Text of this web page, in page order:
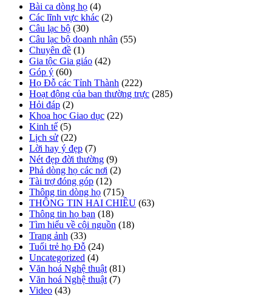
Bài ca dòng họ (4)
Các lĩnh vực khác (2)
Câu lạc bộ (30)
Câu lạc bộ doanh nhân (55)
Chuyên đề (1)
Gia tộc Gia giáo (42)
Góp ý (60)
Họ Đỗ các Tỉnh Thành (222)
Hoạt động của ban thường trực (285)
Hỏi đáp (2)
Khoa học Giao dục (22)
Kinh tế (5)
Lịch sử (22)
Lời hay ý đẹp (7)
Nét đẹp đời thường (9)
Phả dòng họ các nơi (2)
Tài trợ đóng góp (12)
Thông tin dòng họ (715)
THÔNG TIN HAI CHIỀU (63)
Thông tin họ bạn (18)
Tìm hiểu về cội nguồn (18)
Trang ảnh (33)
Tuổi trẻ họ Đỗ (24)
Uncategorized (4)
Văn hoá Nghệ thuật (81)
Văn hoá Nghệ thuật (7)
Video (43)